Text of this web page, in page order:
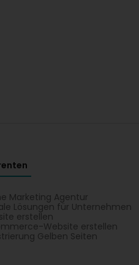
Marketing Agentur
Lösungen für Unternehmen
erstellen
Website erstellen
Gelben Seiten